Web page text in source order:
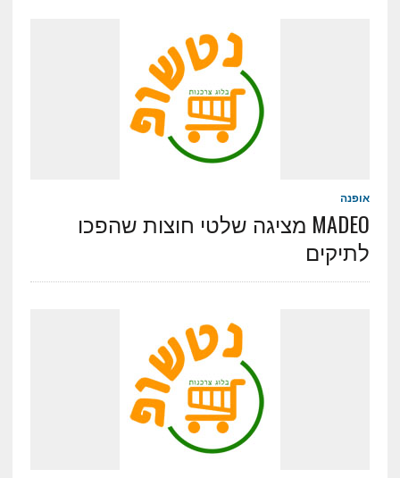
אופנה
MADEO מציגה שלטי חוצות שהפכו
לתיקים